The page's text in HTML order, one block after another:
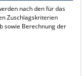
nach den für das
Zuschlagskriterien
sowie Berechnung der